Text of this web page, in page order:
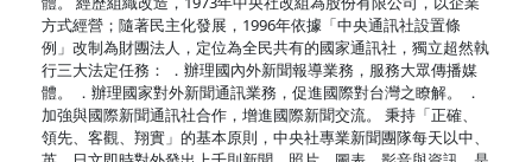
方式經營；隨著民主化發展，1996年依據「中央通訊社設置條
例」改制為財團法人，定位為全民共有的國家通訊社，獨立超然執
行三大法定任務： ．辦理國內外新聞報導業務，服務大眾傳播媒
體。 ．辦理國家對外新聞通訊業務，促進國際對台灣之瞭解。 ．
加強與國際新聞通訊社合作，增進國際新聞交流。 秉持「正確、
領先、客觀、翔實」的基本原則，中央社專業新聞團隊每天以中、